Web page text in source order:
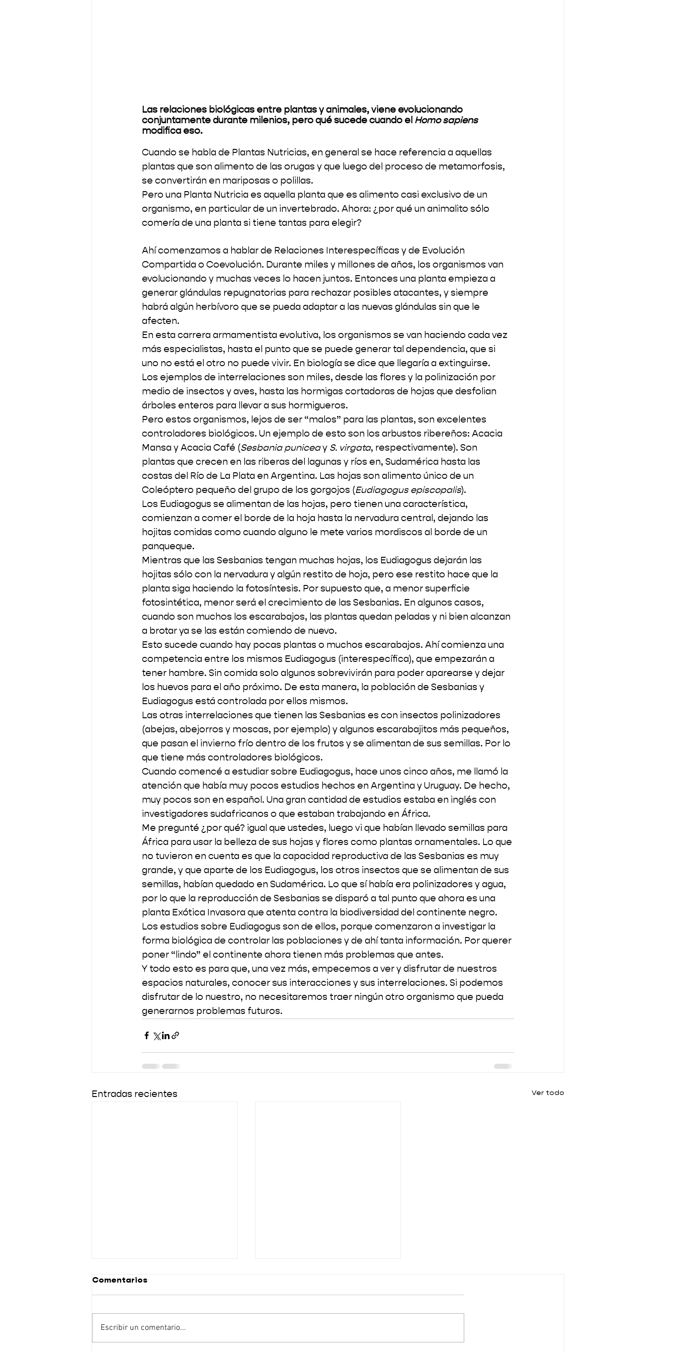
Las relaciones biológicas entre plantas y animales, viene evolucionando
conjuntamente durante milenios, pero qué sucede cuando el Homo sapiens
modifica eso.
Cuando se habla de Plantas Nutricias, en general se hace referencia a aquellas
plantas que son alimento de las orugas y que luego del proceso de metamorfosis,
se convertirán en mariposas o polillas.
Pero una Planta Nutricia es aquella planta que es alimento casi exclusivo de un
organismo, en particular de un invertebrado. Ahora: ¿por qué un animalito sólo
comería de una planta si tiene tantas para elegir?
Ahí comenzamos a hablar de Relaciones Interespecíficas y de Evolución
Compartida o Coevolución. Durante miles y millones de años, los organismos van
evolucionando y muchas veces lo hacen juntos. Entonces una planta empieza a
generar glándulas repugnatorias para rechazar posibles atacantes, y siempre
habrá algún herbívoro que se pueda adaptar a las nuevas glándulas sin que le
afecten.
En esta carrera armamentista evolutiva, los organismos se van haciendo cada vez
más especialistas, hasta el punto que se puede generar tal dependencia, que si
uno no está el otro no puede vivir. En biología se dice que llegaría a extinguirse.
Los ejemplos de interrelaciones son miles, desde las flores y la polinización por
medio de insectos y aves, hasta las hormigas cortadoras de hojas que desfolian
árboles enteros para llevar a sus hormigueros.
Pero estos organismos, lejos de ser “malos” para las plantas, son excelentes
controladores biológicos. Un ejemplo de esto son los arbustos ribereños: Acacia
Mansa y Acacia Café (Sesbania punicea y S. virgata, respectivamente). Son
plantas que crecen en las riberas del lagunas y ríos en, Sudamérica hasta las
costas del Río de La Plata en Argentina. Las hojas son alimento único de un
Coleóptero pequeño del grupo de los gorgojos (Eudiagogus episcopalis).
Los Eudiagogus se alimentan de las hojas, pero tienen una característica,
comienzan a comer el borde de la hoja hasta la nervadura central, dejando las
hojitas comidas como cuando alguno le mete varios mordiscos al borde de un
panqueque.
Mientras que las Sesbanias tengan muchas hojas, los Eudiagogus dejarán las
hojitas sólo con la nervadura y algún restito de hoja, pero ese restito hace que la
planta siga haciendo la fotosíntesis. Por supuesto que, a menor superficie
fotosintética, menor será el crecimiento de las Sesbanias. En algunos casos,
cuando son muchos los escarabajos, las plantas quedan peladas y ni bien alcanzan
a brotar ya se las están comiendo de nuevo.
Esto sucede cuando hay pocas plantas o muchos escarabajos. Ahí comienza una
competencia entre los mismos Eudiagogus (interespecífica), que empezarán a
tener hambre. Sin comida solo algunos sobrevivirán para poder aparearse y dejar
los huevos para el año próximo. De esta manera, la población de Sesbanias y
Eudiagogus está controlada por ellos mismos.
Las otras interrelaciones que tienen las Sesbanias es con insectos polinizadores
(abejas, abejorros y moscas, por ejemplo) y algunos escarabajitos más pequeños,
que pasan el invierno frío dentro de los frutos y se alimentan de sus semillas. Por lo
que tiene más controladores biológicos.
Cuando comencé a estudiar sobre Eudiagogus, hace unos cinco años, me llamó la
atención que había muy pocos estudios hechos en Argentina y Uruguay. De hecho,
muy pocos son en español. Una gran cantidad de estudios estaba en inglés con
investigadores sudafricanos o que estaban trabajando en África.
Me pregunté ¿por qué? igual que ustedes, luego vi que habían llevado semillas para
África para usar la belleza de sus hojas y flores como plantas ornamentales. Lo que
no tuvieron en cuenta es que la capacidad reproductiva de las Sesbanias es muy
grande, y que aparte de los Eudiagogus, los otros insectos que se alimentan de sus
semillas, habían quedado en Sudamérica. Lo que sí había era polinizadores y agua,
por lo que la reproducción de Sesbanias se disparó a tal punto que ahora es una
planta Exótica Invasora que atenta contra la biodiversidad del continente negro.
Los estudios sobre Eudiagogus son de ellos, porque comenzaron a investigar la
forma biológica de controlar las poblaciones y de ahí tanta información. Por querer
poner “lindo” el continente ahora tienen más problemas que antes.
Y todo esto es para que, una vez más, empecemos a ver y disfrutar de nuestros
espacios naturales, conocer sus interacciones y sus interrelaciones. Si podemos
disfrutar de lo nuestro, no necesitaremos traer ningún otro organismo que pueda
generarnos problemas futuros.
Entradas recientes Ver todo
Comentarios
Escribir un comentario...